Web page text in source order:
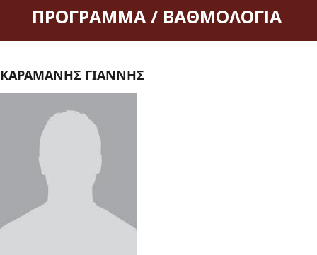
ΠΡΟΓΡΑΜΜΑ / ΒΑΘΜΟΛΟΓΙΑ
ΚΑΡΑΜΑΝΗΣ ΓΙΑΝΝΗΣ